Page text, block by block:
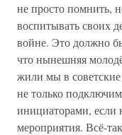
не просто помнить,
воспитывать своих
войне. Это должно
что нынешняя
жили мы в
не только
инициаторами, если
мероприятия. Всё-